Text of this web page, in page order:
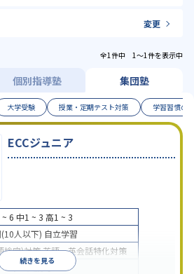
変更
全1件中 1〜1件を表示中
個別指導塾 集団塾
大学受験 授業・定期テスト対策 学習習慣の
ECCジュニア
続きを見る
~ 6 中1 ~ 3 高1 ~ 3
人以下) 自立学習
検定)対策英語・英会話特化対策
のみの受講可